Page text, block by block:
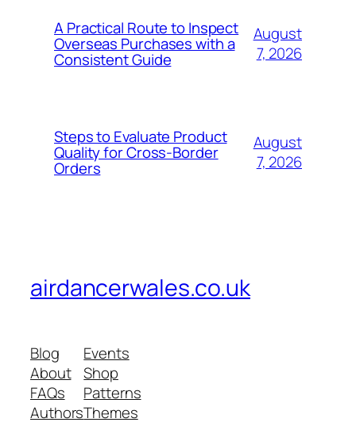
A Practical Route to Inspect
Overseas Purchases with a
Consistent Guide
August
7, 2026
Steps to Evaluate Product
Quality for Cross-Border
Orders
August
7, 2026
airdancerwales.co.uk
Blog
About
FAQs
Authors
Events
Shop
Patterns
Themes